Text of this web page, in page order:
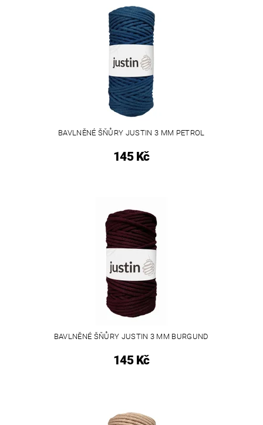
BAVLNĚNÉ ŠŇŮRY JUSTIN 3 MM PETROL
145 Kč
BAVLNĚNÉ ŠŇŮRY JUSTIN 3 MM BURGUND
145 Kč